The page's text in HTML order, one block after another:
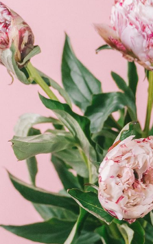
。
時は指定できますか？
トなタイミングで発送しているた
ん。受け取り時間帯は、発送後にク
能です。
にキャンセルできますか？
定時間内であればキャンセル可能で